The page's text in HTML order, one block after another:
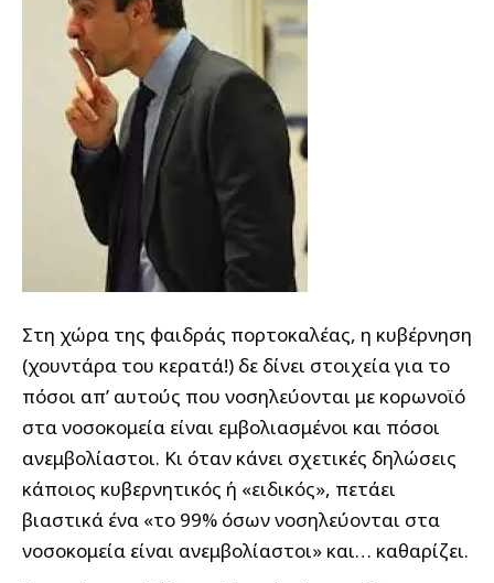
Στη χώρα της φαιδράς πορτοκαλέας, η κυβέρνηση
(χουντάρα του κερατά!) δε δίνει στοιχεία για το
πόσοι απ’ αυτούς που νοσηλεύονται με κορωνοϊό
στα νοσοκομεία είναι εμβολιασμένοι και πόσοι
ανεμβολίαστοι. Κι όταν κάνει σχετικές δηλώσεις
κάποιος κυβερνητικός ή «ειδικός», πετάει
βιαστικά ένα «το 99% όσων νοσηλεύονται στα
νοσοκομεία είναι ανεμβολίαστοι» και… καθαρίζει.